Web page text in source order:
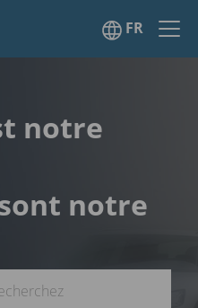
FR
notre
notre